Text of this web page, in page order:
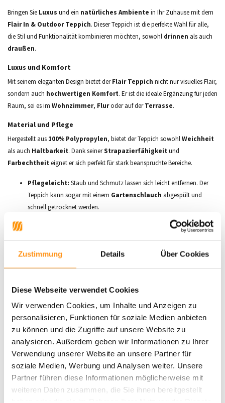
Zustimmung Details Über Cookies
Diese Webseite verwendet Cookies
Wir verwenden Cookies, um Inhalte und Anzeigen zu
personalisieren, Funktionen für soziale Medien anbieten
zu können und die Zugriffe auf unsere Website zu
analysieren. Außerdem geben wir Informationen zu Ihrer
Verwendung unserer Website an unsere Partner für
soziale Medien, Werbung und Analysen weiter. Unsere
Partner führen diese Informationen möglicherweise mit
weiteren Daten zusammen, die Sie ihnen bereitgestellt
Bringen Sie Luxus und ein natürliches Ambiente in Ihr Zuhause mit dem
Flair In & Outdoor Teppich. Dieser Teppich ist die perfekte Wahl für alle,
die Stil und Funktionalität kombinieren möchten, sowohl drinnen als auch
draußen.
Luxus und Komfort
Mit seinem eleganten Design bietet derFlair Teppich nicht nur visuelles Flair,
sondern auch hochwertigen Komfort. Er ist die ideale Ergänzung für jeden
Raum, sei es im Wohnzimmer, Fluroder auf derTerrasse.
Material und Pflege
Hergestellt aus 100% Polypropylen, bietet der Teppich sowohlWeichheit
als auch Haltbarkeit. Dank seinerStrapazierfähigkeitund
Farbechtheiteignet er sich perfekt für stark beanspruchte Bereiche.
Pflegeleicht: Staub und Schmutz lassen sich leicht entfernen. Der
Teppich kann sogar mit einem Gartenschlauch abgespült und
schnell getrocknet werden.
Perfekte Dicke
was nicht nur für einen einfachen
Türdurchgang
sorgt, sondern ihn auch in
Kurzflorfür einfache Pflege
Gewebtfür lange Lebensdauer
Vielseitig:Ideal fürInnen- und Außenbereichewie Flure, Küchen,
Terrassen und Balkone
Warum der Flair Teppich?
DerFlair TeppichverbindetStilundFunktionalitätauf elegante Weise
und bietet sowohlKomfortals auch eine pflegeleichteLösung für Ihr